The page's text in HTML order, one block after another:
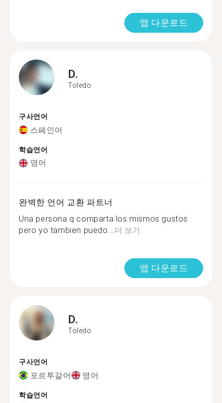
앱 다운로드
D.
Toledo
구사언어
스페인어
학습언어
영어
완벽한 언어 교환 파트너
Una persona q comparta los mismos gustos
pero yo tambien puedo...더 보기
앱 다운로드
D.
Toledo
구사언어
포르투갈어 영어
학습언어